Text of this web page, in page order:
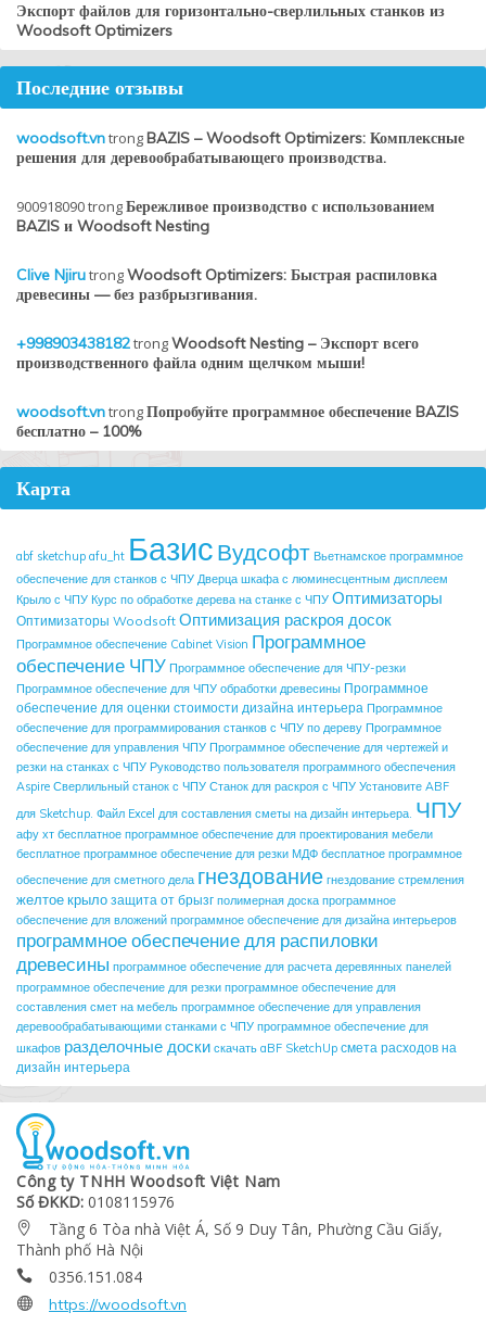
Экспорт файлов для горизонтально-сверлильных станков из
Woodsoft Optimizers
Последние отзывы
woodsoft.vntrongBAZIS – Woodsoft Optimizers: Комплексные
решения для деревообрабатывающего производства.
900918090trongБережливое производство с использованием
BAZIS и Woodsoft Nesting
Clive NjirutrongWoodsoft Optimizers: Быстрая распиловка
древесины — без разбрызгивания.
+998903438182trongWoodsoft Nesting – Экспорт всего
производственного файла одним щелчком мыши!
woodsoft.vntrongПопробуйте программное обеспечение BAZIS
бесплатно – 100%
Карта
abf sketchup afu_ht БазисВудсофт Вьетнамское программное
обеспечение для станков с ЧПУ Дверца шкафа с люминесцентным дисплеем
Крыло с ЧПУ Курс по обработке дерева на станке с ЧПУ Оптимизаторы
Оптимизаторы Woodsoft Оптимизация раскроя досок
Программное обеспечение Cabinet Vision Программное
обеспечение ЧПУ Программное обеспечение для ЧПУ-резки
Программное обеспечение для ЧПУ обработки древесины Программное
обеспечение для оценки стоимости дизайна интерьера Программное
обеспечение для программирования станков с ЧПУ по дереву Программное
обеспечение для управления ЧПУ Программное обеспечение для чертежей и
резки на станках с ЧПУ Руководство пользователя программного обеспечения
Aspire Сверлильный станок с ЧПУ Станок для раскроя с ЧПУ Установите ABF
для Sketchup. Файл Excel для составления сметы на дизайн интерьера. ЧПУ
афу хт бесплатное программное обеспечение для проектирования мебели
бесплатное программное обеспечение для резки МДФ бесплатное программное
обеспечение для сметного дела гнездование гнездование стремления
желтое крыло защита от брызг полимерная доска программное
обеспечение для вложений программное обеспечение для дизайна интерьеров
программное обеспечение для распиловки
древесины программное обеспечение для расчета деревянных панелей
программное обеспечение для резки программное обеспечение для
составления смет на мебель программное обеспечение для управления
деревообрабатывающими станками с ЧПУ программное обеспечение для
шкафов разделочные доски скачать aBF SketchUp смета расходов на
дизайн интерьера
Công ty TNHH Woodsoft Việt Nam
Số ĐKKD: 0108115976

Tầng 6 Tòa nhà Việt Á, Số 9 Duy Tân, Phường Cầu Giấy,
Thành phố Hà Nội
 0356.151.084
 https://woodsoft.vn